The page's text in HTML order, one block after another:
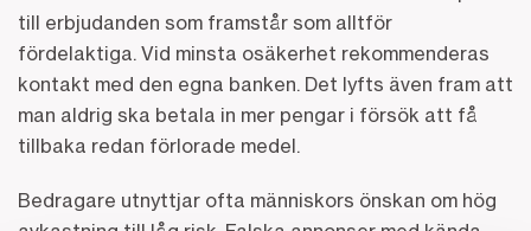
till erbjudanden som framstår som alltför
fördelaktiga. Vid minsta osäkerhet rekommenderas
kontakt med den egna banken. Det lyfts även fram att
man aldrig ska betala in mer pengar i försök att få
tillbaka redan förlorade medel.
Bedragare utnyttjar ofta människors önskan om hög